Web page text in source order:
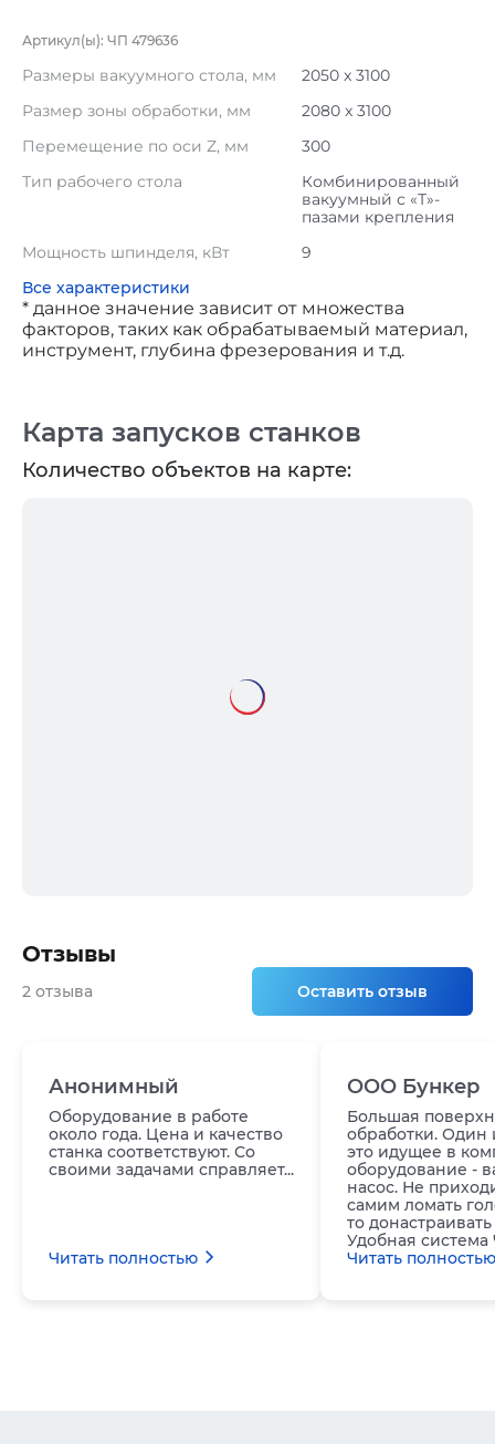
Артикул(ы): ЧП 479636
Размеры вакуумного стола, мм
2050 x 3100
Размер зоны обработки, мм
2080 x 3100
Перемещение по оси Z, мм
300
Тип рабочего стола
Комбинированный
вакуумный с «Т»-
пазами крепления
Мощность шпинделя, кВт
9
Все характеристики
* данное значение зависит от множества
факторов, таких как обрабатываемый материал,
инструмент, глубина фрезерования и т.д.
Карта запусков станков
Количество объектов на карте:
Отзывы
2 отзыва Оставить отзыв
Анонимный
Оборудование в работе
около года. Цена и качество
станка соответствуют. Со
своими задачами справляет...
Читать полностью
ООО Бункер
Большая
обработки. Один
это идущее в
оборудование -
насос. Не
самим ломать
то донастраивать
Удобная система
Читать полностью